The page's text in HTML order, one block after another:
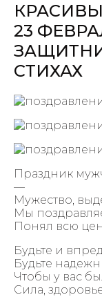
23
СТИХАХ
Праздник
—
Мужество,
Мы
Понял всю
Будьте и
Будьте
Чтобы у вас
Сила,